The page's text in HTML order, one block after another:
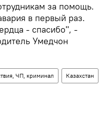
за помощь.
в первый раз.
- спасибо", -
Умедчон
ЧП, криминал Казахстан